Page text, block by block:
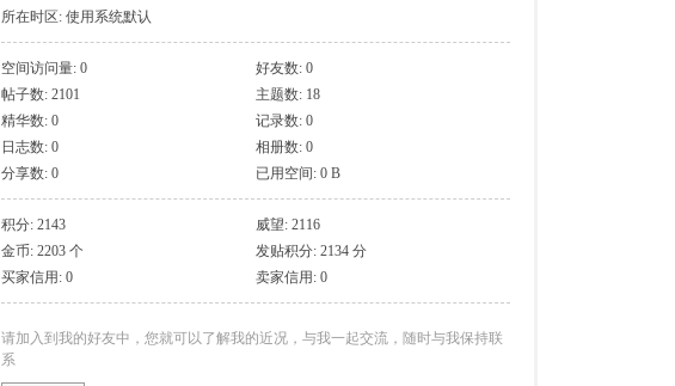
所在时区: 使用系统默认
空间访问量: 0
好友数: 0
帖子数: 2101
主题数: 18
精华数: 0
记录数: 0
日志数: 0
相册数: 0
分享数: 0
已用空间: 0 B
积分: 2143
威望: 2116
金币: 2203 个
发贴积分: 2134 分
买家信用: 0
卖家信用: 0
请加入到我的好友中，您就可以了解我的近况，与我一起交流，随时与我保持联
系